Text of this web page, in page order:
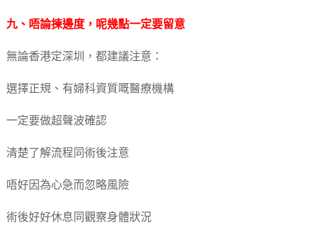
九、唔論揀邊度，呢幾點一定要留意
無論香港定深圳，都建議注意：
選擇正規、有婦科資質嘅醫療機構
一定要做超聲波確認
清楚了解流程同術後注意
唔好因為心急而忽略風險
術後好好休息同觀察身體狀況